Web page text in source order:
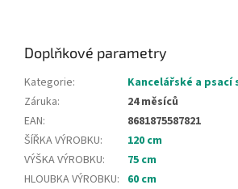
Doplňkové parametry
Kategorie:
Kancelářské a psací
Záruka:
24 měsíců
EAN:
8681875587821
ŠÍŘKA VÝROBKU:
120 cm
VÝŠKA VÝROBKU:
75 cm
HLOUBKA VÝROBKU: 60 cm